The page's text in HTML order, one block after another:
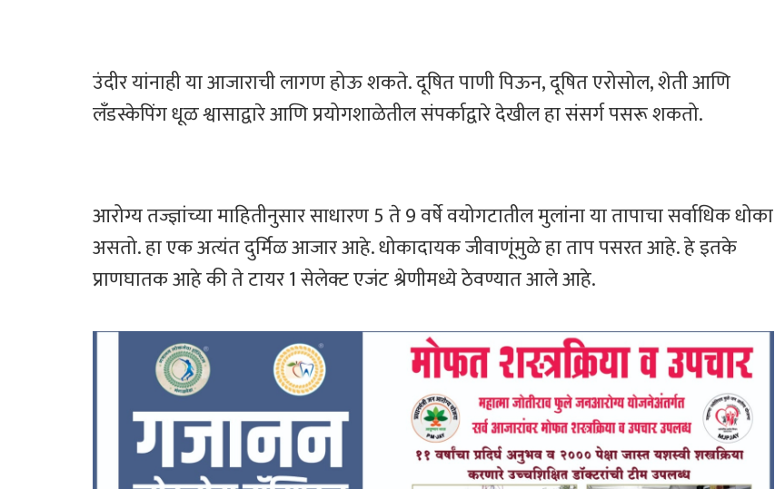
उंदीर यांनाही या आजाराची लागण होऊ शकते. दूषित पाणी पिऊन, दूषित एरोसोल, शेती आणि
लँडस्केपिंग धूळ श्वासाद्वारे आणि प्रयोगशाळेतील संपर्काद्वारे देखील हा संसर्ग पसरू शकतो.
आरोग्य तज्ज्ञांच्या माहितीनुसार साधारण 5 ते 9 वर्षे वयोगटातील मुलांना या तापाचा सर्वाधिक धोका
असतो. हा एक अत्यंत दुर्मिळ आजार आहे. धोकादायक जीवाणूंमुळे हा ताप पसरत आहे. हे इतके
प्राणघातक आहे की ते टायर 1 सेलेक्ट एजंट श्रेणीमध्ये ठेवण्यात आले आहे.